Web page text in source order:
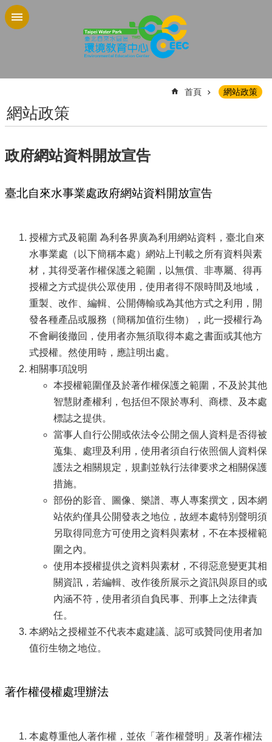
跳到主要內容區塊
首頁 網站政策
網站政策
政府網站資料開放宣告
臺北自來水事業處政府網站資料開放宣告
授權方式及範圍 為利各界廣為利用網站資料，臺北自來
水事業處（以下簡稱本處）網站上刊載之所有資料與素
材，其得受著作權保護之範圍，以無償、非專屬、得再
授權之方式提供公眾使用，使用者得不限時間及地域，
重製、改作、編輯、公開傳輸或為其他方式之利用，開
發各種產品或服務（簡稱加值衍生物），此一授權行為
不會嗣後撤回，使用者亦無須取得本處之書面或其他方
式授權。然使用時，應註明出處。
相關事項說明
本授權範圍僅及於著作權保護之範圍，不及於其他
智慧財產權利，包括但不限於專利、商標、及本處
標誌之提供。
當事人自行公開或依法令公開之個人資料是否得被
蒐集、處理及利用，使用者須自行依照個人資料保
護法之相關規定，規劃並執行法律要求之相關保護
措施。
部份的影音、圖像、樂譜、專人專案撰文，因本網
站依約僅具公開發表之地位，故經本處特別聲明須
另取得同意方可使用之資料與素材，不在本授權範
圍之內。
使用本授權提供之資料與素材，不得惡意變更其相
關資訊，若編輯、改作後所展示之資訊與原目的或
內涵不符，使用者須自負民事、刑事上之法律責
任。
本網站之授權並不代表本處建議、認可或贊同使用者加
值衍生物之地位。
著作權侵權處理辦法
本處尊重他人著作權，並依「著作權聲明」及著作權法